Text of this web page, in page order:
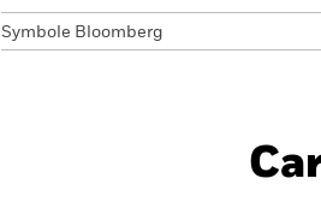
Symbole Bloomberg